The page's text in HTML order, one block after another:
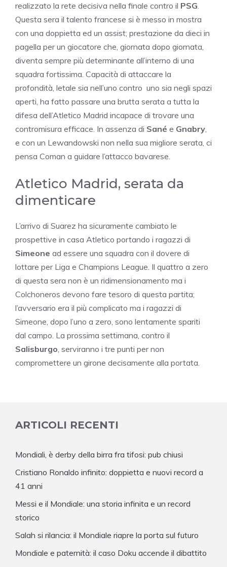
realizzato la rete decisiva nella finale contro il PSG.
Questa sera il talento francese si è messo in mostra
con una doppietta ed un assist; prestazione da dieci in
pagella per un giocatore che, giornata dopo giornata,
diventa sempre più determinante all’interno di una
squadra fortissima. Capacità di attaccare la
profondità, letale sia nell’uno contro uno sia negli spazi
aperti, ha fatto passare una brutta serata a tutta la
difesa dell’Atletico Madrid incapace di trovare una
contromisura efficace. In assenza di Sané e Gnabry,
e con un Lewandowski non nella sua migliore serata, ci
pensa Coman a guidare l’attacco bavarese.
Atletico Madrid, serata da
dimenticare
L’arrivo di Suarez ha sicuramente cambiato le
prospettive in casa Atletico portando i ragazzi di
Simeone ad essere una squadra con il dovere di
lottare per Liga e Champions League. Il quattro a zero
di questa sera non è un ridimensionamento ma i
Colchoneros devono fare tesoro di questa partita;
l’avversario era il più complicato ma i ragazzi di
Simeone, dopo l’uno a zero, sono lentamente spariti
dal campo. La prossima settimana, contro il
Salisburgo, serviranno i tre punti per non
compromettere un girone decisamente alla portata.
ARTICOLI RECENTI
Mondiali, è derby della birra fra tifosi: pub chiusi
Cristiano Ronaldo infinito: doppietta e nuovi record a
41 anni
Messi e il Mondiale: una storia infinita e un record
storico
Salah si rilancia: il Mondiale riapre la porta sul futuro
Mondiale e paternità: il caso Doku accende il dibattito